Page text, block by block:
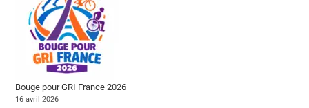
Bouge pour GRI France 2026
16 avril 2026